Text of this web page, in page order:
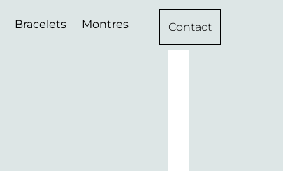
Bracelets Montres Contact